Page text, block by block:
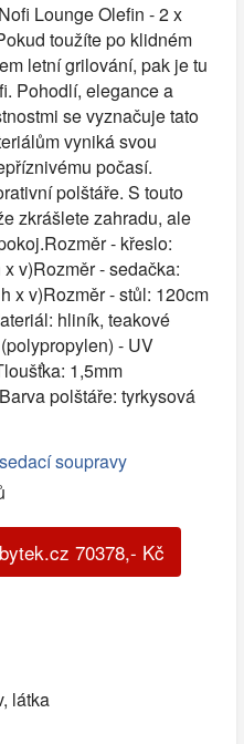
Lounge Olefin - 2 x
toužíte po klidném
letní grilování, pak je tu
Pohodlí, elegance a
se vyznačuje tato
vyniká svou
počasí.
polštáře. S touto
zkrášlete zahradu, ale
- křeslo:
v)Rozměr - sedačka:
x v)Rozměr - stůl: 120cm
hliník, teakové
- UV
1,5mm
polštáře: tyrkysová
soupravy
70378,- Kč
látka